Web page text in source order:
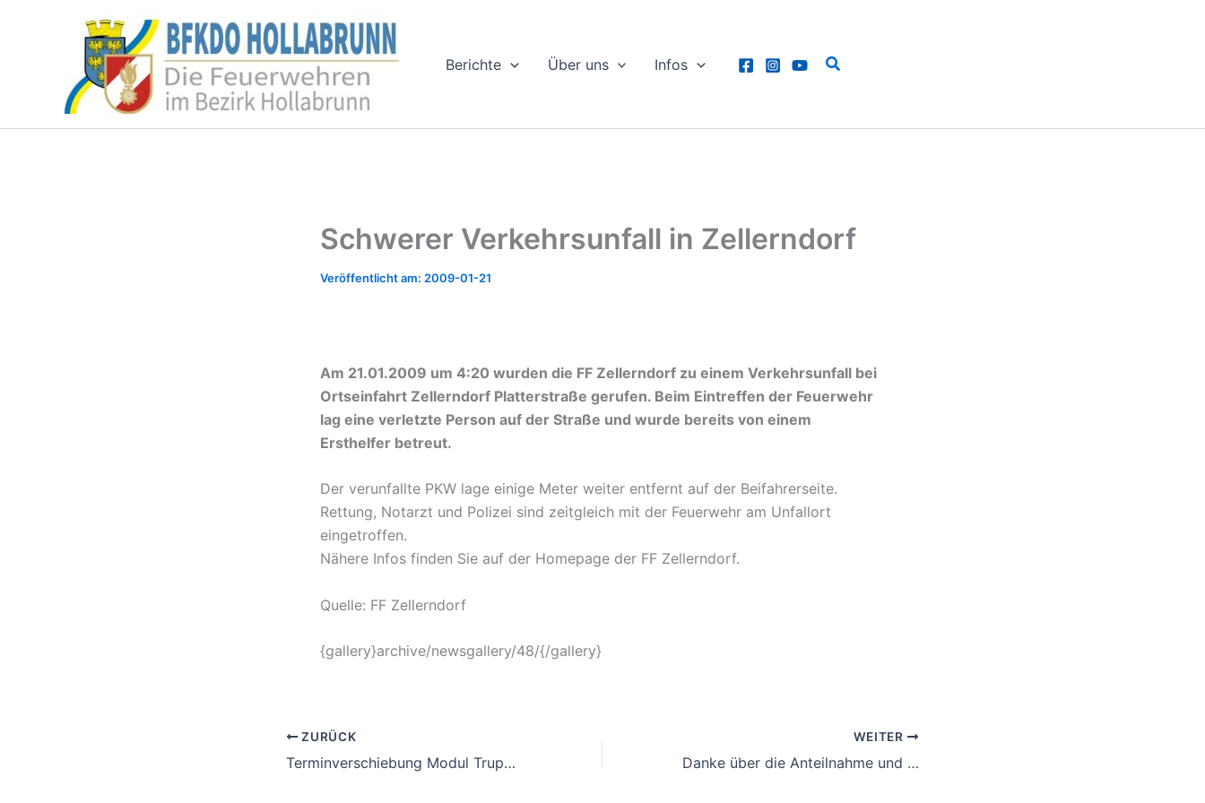
Berichte Über uns Infos Suchen
Schwerer Verkehrsunfall in Zellerndorf
2009-01-21
Am 21.01.2009 um 4:20 wurden die FF Zellerndorf zu einem Verkehrsunfall bei
Ortseinfahrt Zellerndorf Platterstraße gerufen. Beim Eintreffen der Feuerwehr
lag eine verletzte Person auf der Straße und wurde bereits von einem
Ersthelfer betreut.
Der verunfallte PKW lage einige Meter weiter entfernt auf der Beifahrerseite.
Rettung, Notarzt und Polizei sind zeitgleich mit der Feuerwehr am Unfallort
eingetroffen.
Nähere Infos finden Sie auf der Homepage der FF Zellerndorf.
Quelle: FF Zellerndorf
{gallery}archive/newsgallery/48/{/gallery}
ZURÜCK
Terminverschiebung Modul Truppführer
WEITER
Danke über die Anteilnahme und Spenden